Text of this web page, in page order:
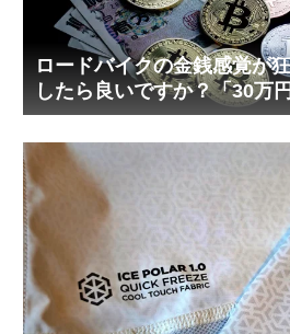
ロードバイクの金銭感覚が
したら良いですか？「30万